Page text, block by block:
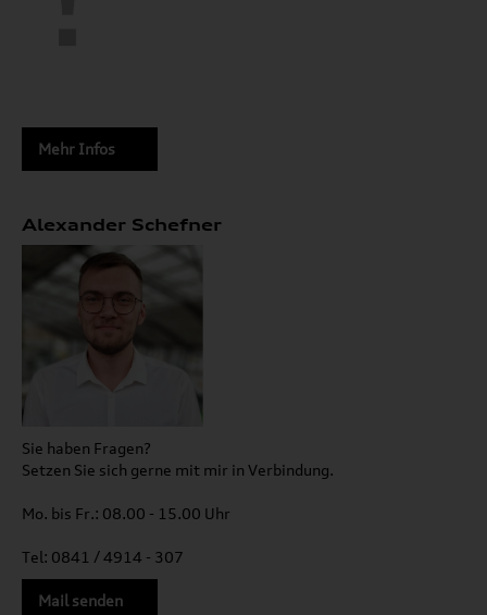
Mehr Infos
Alexander Schefner
Sie haben Fragen?
Setzen Sie sich gerne mit mir in Verbindung.
Mo. bis Fr.: 08.00 - 15.00 Uhr
Tel: 0841 / 4914 - 307
Mail senden